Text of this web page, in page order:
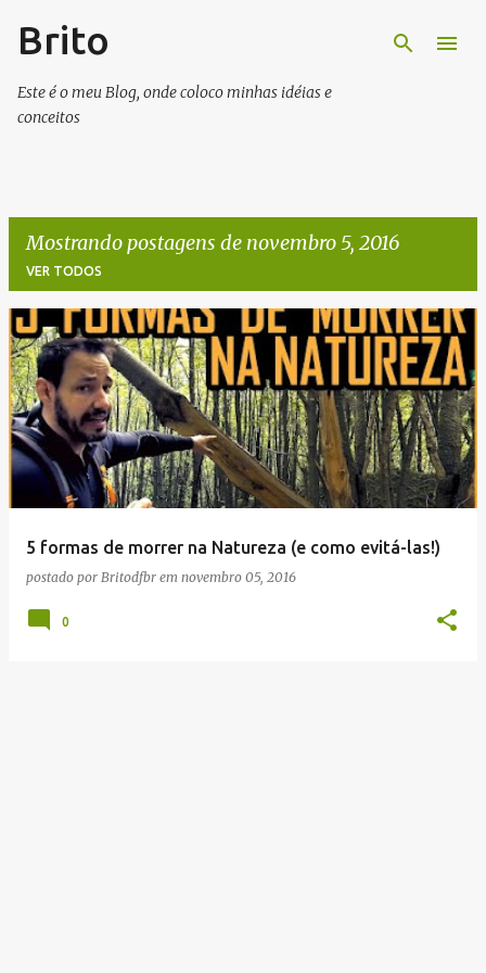
Brito
Este é o meu Blog, onde coloco minhas idéias e
conceitos
Mostrando postagens de novembro 5, 2016
VER TODOS
P
o
s
t
a
5 formas de morrer na Natureza (e como evitá-las!)
postado por Britodfbr em novembro 05, 2016
0